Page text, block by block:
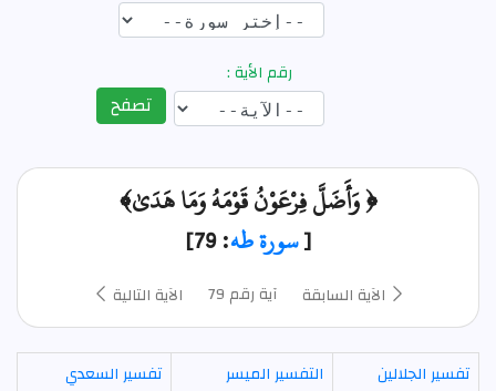
رقم الأية :
تصفح
﴿ وَأَضَلَّ فِرْعَوْنُ قَوْمَهُ وَمَا هَدَىٰ﴾
[سورة طه: 79]
الآية السابقة آية رقم 79 الآية التالية
تفسير الجلالين التفسير الميسر
تفسير السعدي